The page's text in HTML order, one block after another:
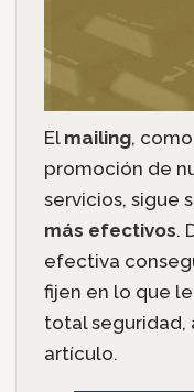
El mailing,
promoción de
servicios, sigue
más efectivos.
efectiva
fijen en lo que
total seguridad,
artículo.